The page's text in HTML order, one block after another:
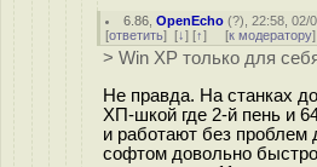
6.86 ,OpenEcho (?), 22:58, 02/
[ответить] [↓] [↑] [к модератору]
> Win XP только для
Не правда. На станках
ХП-шкой где 2-й пень и
и работают без
софтом довольно